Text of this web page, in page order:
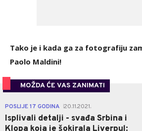
Tako je i kada ga za fotografiju
Paolo Maldini!
MOŽDA ĆE VAS ZANIMATI
POSLIJE 17 GODINA 20.11.2021.
Isplivali detalji - svađa Srbina i